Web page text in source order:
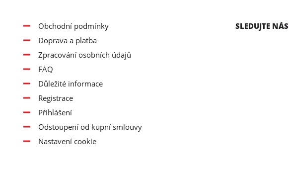
Obchodní podmínky
Doprava a platba
Zpracování osobních údajů
FAQ
Důležité informace
Registrace
Přihlášení
Odstoupení od kupní smlouvy
Nastavení cookie
SLEDUJTE NÁS